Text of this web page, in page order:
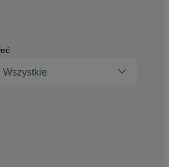
Wszystkie